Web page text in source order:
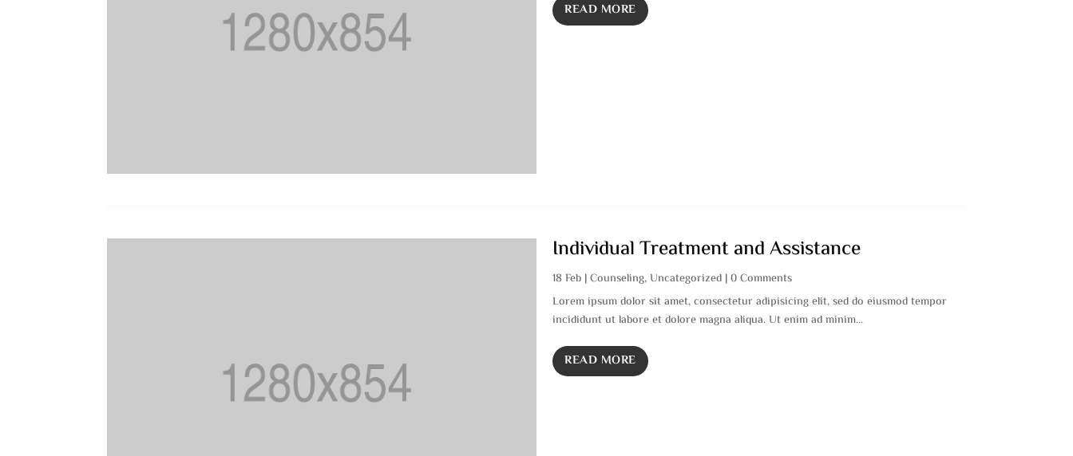
READ MORE
Individual Treatment and Assistance
18 Feb |Counseling,Uncategorized | 0 Comments
Lorem ipsum dolor sit amet, consectetur adipisicing elit, sed do eiusmod tempor
incididunt ut labore et dolore magna aliqua. Ut enim ad minim...
READ MORE